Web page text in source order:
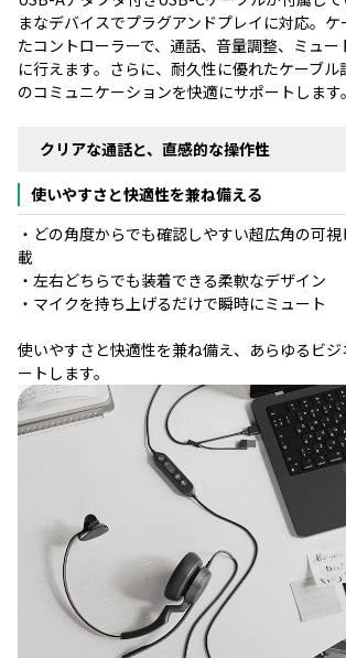
まなデバイスでプラグアンドプレイに対応。
たコントローラーで、通話、音量調整、ミュー
に行えます。さらに、耐久性に優れたケーブル
のコミュニケーションを快適にサポートします。
クリアな通話と、直感的な操作性
使いやすさと快適性を兼ね備える
・どの角度からでも確認しやすい超広角の可
載
・左右どちらでも装着できる柔軟なデザイン
・マイクを持ち上げるだけで瞬時にミュート
使いやすさと快適性を兼ね備え、あらゆるビ
ートします。